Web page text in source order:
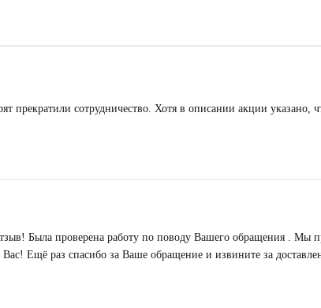
прекратили сотрудничество. Хотя в описании акции указано,
Была проверена работу по поводу Вашего обращения . Мы
Ещё раз спасибо за Ваше обращение и извините за